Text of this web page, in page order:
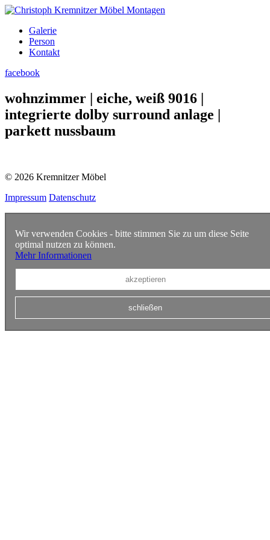
Galerie
Person
Kontakt
facebook
wohnzimmer | eiche, weiß 9016 |
integrierte dolby surround anlage |
parkett nussbaum
© 2026 Kremnitzer Möbel
Impressum Datenschutz
Wir verwenden Cookies - bitte stimmen Sie zu um diese Seite
optimal nutzen zu können.
Mehr Informationen
akzeptieren
schließen